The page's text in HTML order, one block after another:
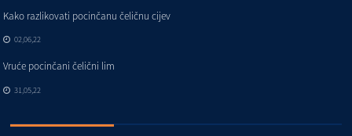
Kako razlikovati pocinčanu čeličnu cijev
02,06,22
Vruće pocinčani čelični lim
31,05,22